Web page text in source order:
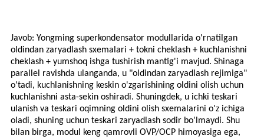
Javob: Yongming superkondensator modullarida o'rnatilgan
oldindan zaryadlash sxemalari + tokni cheklash + kuchlanishni
cheklash + yumshoq ishga tushirish mantig'i mavjud. Shinaga
parallel ravishda ulanganda, u "oldindan zaryadlash rejimiga"
o'tadi, kuchlanishning keskin o'zgarishining oldini olish uchun
kuchlanishni asta-sekin oshiradi. Shuningdek, u ichki teskari
ulanish va teskari oqimning oldini olish sxemalarini o'z ichiga
oladi, shuning uchun teskari zaryadlash sodir bo'lmaydi. Shu
bilan birga, modul keng qamrovli OVP/OCP himoyasiga ega,